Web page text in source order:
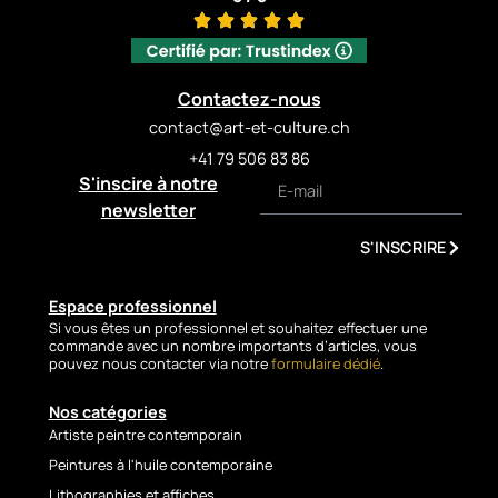
et son caractère exclusif.
Présentée avec un cadre
châssis rentrant, Fashion Ski
équilibre. Véritable hymne à la
modernité, à l’art de vivre et à
l’esthétique pop
contemporaine, cette œuvre
illustre avec justesse l’univers
poétique et critique de Fabien
Description –
Banana Nun
(Female Figure)
Novarino presents a work
that is both surprising and
provocative, where humor,
Contactez-nous
contact@art-et-culture.ch
+41 79 506 83 86
S'inscire à notre
newsletter
S'INSCRIRE
Nos catégories
Artiste peintre contemporain
Peintures à l'huile contemporaine
Espace professionnel
Si vous êtes un professionnel et souhaitez effectuer une
commande avec un nombre importants d’articles, vous
pouvez nous contacter via notreformulaire dédié.